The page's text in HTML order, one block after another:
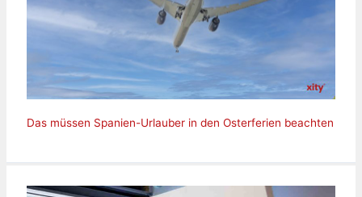
Das müssen Spanien-Urlauber in den Osterferien beachten